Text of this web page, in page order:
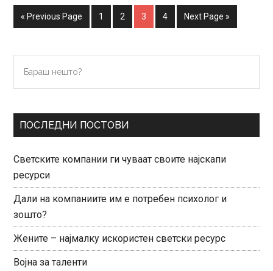
« Go
to
Previous Page
Go
to
1
Go
to
2
Go
to
3
Go
to
4
Go
to
Next Page »
Primary
Sidebar
нешто?
ПОСЛЕДНИ ПОСТОВИ
Светските компании ги чуваат своите најскапи
ресурси
Дали на компаниите им е потребен психолог и
зошто?
Жените – најмалку искористен светски ресурс
Војна за таленти